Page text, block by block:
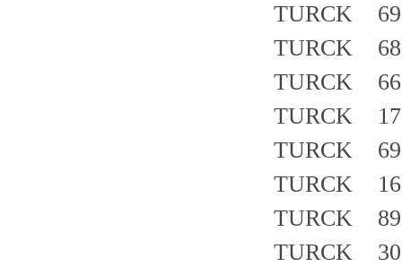
TURCK
TURCK
TURCK
TURCK
TURCK
TURCK
TURCK
TURCK